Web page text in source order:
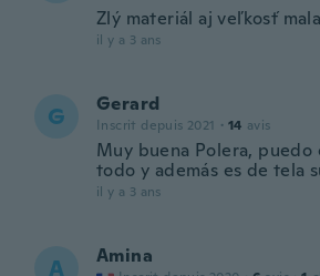
Zlý materiál aj veľkosť
il y a 3 ans
G Gerard
Inscrit depuis 2021 · 14 avis
Muy buena Polera, puedo
todo y además es de tela
il y a 3 ans
A Amina